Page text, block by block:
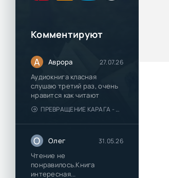
Комментируют
А Аврора 27.07.26
Аудиокнига класная
слушаю третий раз, очень
нравится как читают
ПРЕВРАЩЕНИЕ КАРАГА - КАТЯ БРАНДИС
О Олег 31.05.26
Чтение не
понравилось.Книга
интересная...